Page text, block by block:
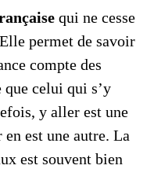
qui ne cesse
permet de savoir
compte des
celui qui s’y
y aller est une
est une autre. La
est souvent bien